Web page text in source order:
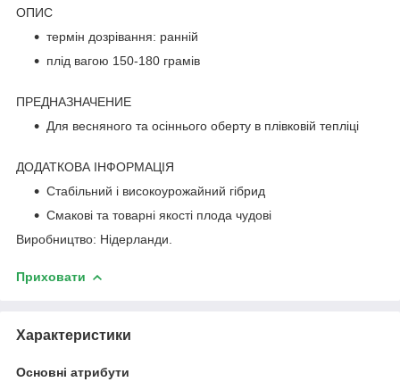
ОПИС
термін дозрівання: ранній
плід вагою 150-180 грамів
ПРЕДНАЗНАЧЕНИЕ
Для весняного та осіннього оберту в плівковій тепліці
ДОДАТКОВА ІНФОРМАЦІЯ
Стабільний і високоурожайний гібрид
Смакові та товарні якості плода чудові
Виробництво: Нідерланди.
Приховати
Характеристики
Основні атрибути